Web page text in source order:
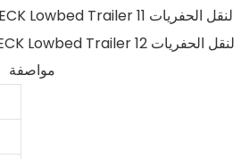
مواصفة